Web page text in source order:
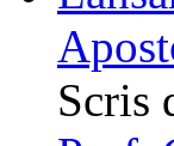
Scris